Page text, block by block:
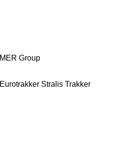
IMER Group
Eurotrakker Stralis Trakker